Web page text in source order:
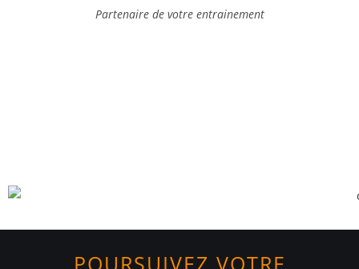
Partenaire de votre entrainement